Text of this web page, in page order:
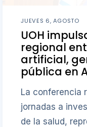
JUEVES 6, AGOSTO
UOH
regional
artificial,
pública en
La conferencia
jornadas a
de la salud,